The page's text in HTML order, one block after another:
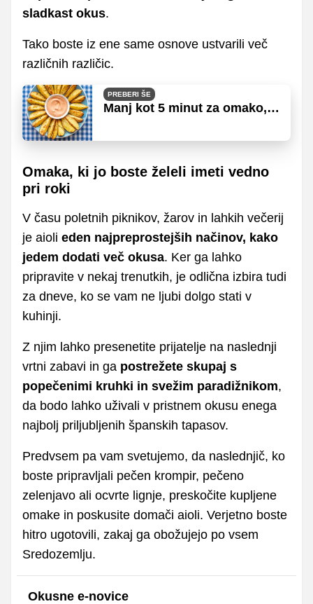
sladkast okus.
Tako boste iz ene same osnove ustvarili več
različnih različic.
PREBERI ŠE
Manj kot 5 minut za omako,
Omaka, ki jo boste želeli imeti vedno
pri roki
V času poletnih piknikov, žarov in lahkih večerij
je aioli eden najpreprostejših načinov, kako
jedem dodati več okusa. Ker ga lahko
pripravite v nekaj trenutkih, je odlična izbira tudi
za dneve, ko se vam ne ljubi dolgo stati v
kuhinji.
Z njim lahko presenetite prijatelje na naslednji
vrtni zabavi in ga postrežete skupaj s
popečenimi kruhki in svežim paradižnikom,
da bodo lahko uživali v pristnem okusu enega
najbolj priljubljenih španskih tapasov.
Predvsem pa vam svetujemo, da naslednjič, ko
boste pripravljali pečen krompir, pečeno
zelenjavo ali ocvrte lignje, preskočite kupljene
omake in poskusite domači aioli. Verjetno boste
hitro ugotovili, zakaj ga obožujejo po vsem
Sredozemlju.
Okusne e-novice